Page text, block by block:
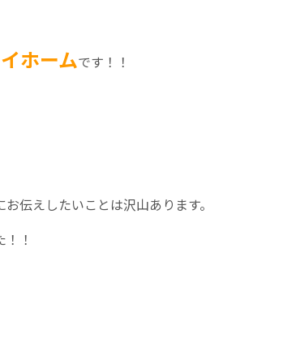
ホームです！！
伝えしたいことは沢山あります。
！